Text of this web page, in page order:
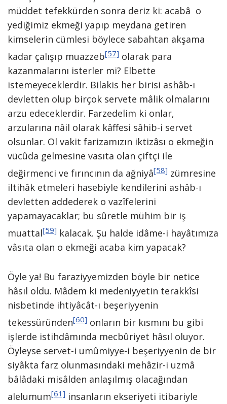
müddet tefekkürden sonra deriz ki: acabâ o
yediğimiz ekmeği yapıp meydana getiren
kimselerin cümlesi böylece sabahtan akşama
kadar çalışıp muazzeb[57] olarak para
kazanmalarını isterler mi? Elbette
istemeyeceklerdir. Bilakis her birisi ashâb-ı
devletten olup birçok servete mâlik olmalarını
arzu edeceklerdir. Farzedelim ki onlar,
arzularına nâil olarak kâffesi sâhib-i servet
olsunlar. Ol vakit farizamızın iktizâsı o ekmeğin
vücûda gelmesine vasıta olan çiftçi ile
değirmenci ve fırıncının da ağniyâ[58] zümresine
iltihâk etmeleri hasebiyle kendilerini ashâb-ı
devletten addederek o vazîfelerini
yapamayacaklar; bu sûretle mühim bir iş
muattal[59] kalacak. Şu halde idâme-i hayâtımıza
vâsıta olan o ekmeği acaba kim yapacak?
Öyle ya! Bu faraziyyemizden böyle bir netice
hâsıl oldu. Mâdem ki medeniyyetin terakkîsi
nisbetinde ihtiyâcât-ı beşeriyyenin
tekessüründen[60] onların bir kısmını bu gibi
işlerde istihdâmında mecbûriyet hâsıl oluyor.
Öyleyse servet-i umûmiyye-i beşeriyyenin de bir
siyâkta farz olunmasındaki mehâzir-i uzmâ
bâlâdaki misâlden anlaşılmış olacağından
alelumum[61] insanların ekseriyeti itibariyle